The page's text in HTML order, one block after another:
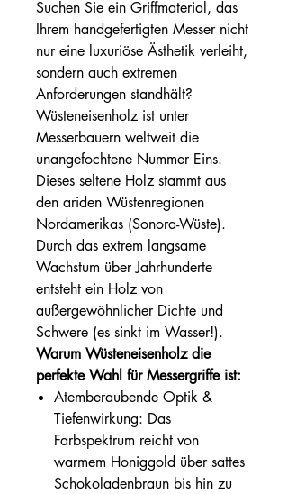
Suchen Sie ein Griffmaterial, das
Ihrem handgefertigten Messer nicht
nur eine luxuriöse Ästhetik verleiht,
sondern auch extremen
Anforderungen standhält?
Wüsteneisenholz ist unter
Messerbauern weltweit die
unangefochtene Nummer Eins.
Dieses seltene Holz stammt aus
den ariden Wüstenregionen
Nordamerikas (Sonora-Wüste).
Durch das extrem langsame
Wachstum über Jahrhunderte
entsteht ein Holz von
außergewöhnlicher Dichte und
Schwere (es sinkt im Wasser!).
Warum Wüsteneisenholz die
perfekte Wahl für Messergriffe ist:
Atemberaubende Optik &
Tiefenwirkung: Das
Farbspektrum reicht von
warmem Honiggold über sattes
Schokoladenbraun bis hin zu